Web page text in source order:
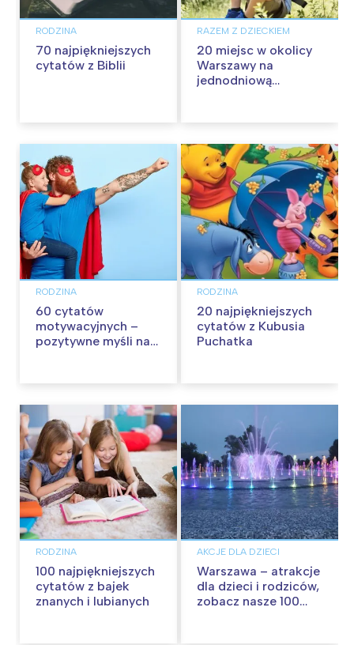
RODZINA
70 najpiękniejszych
cytatów z Biblii
RAZEM Z DZIECKIEM
20 miejsc w okolicy
Warszawy na
jednodniową
RODZINA
60 cytatów
motywacyjnych –
pozytywne myśli na
RODZINA
20 najpiękniejszych
cytatów z Kubusia
Puchatka
RODZINA
100 najpiękniejszych
cytatów z bajek
znanych i lubianych
AKCJE DLA DZIECI
Warszawa – atrakcje
dla dzieci i rodziców,
zobacz nasze 100